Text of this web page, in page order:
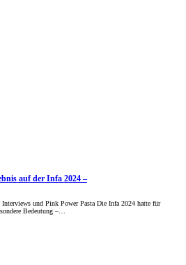
auf der Infa 2024 –
Interviews und Pink Power Pasta Die Infa 2024 hatte für
Bedeutung –…